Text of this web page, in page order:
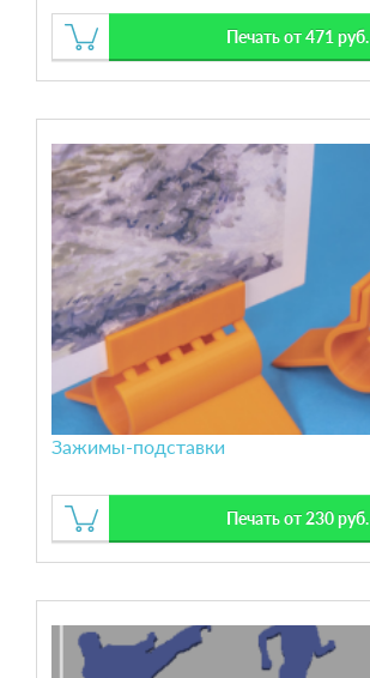
Печать от 471 руб.
Зажимы-подставки
Печать от 230 руб.